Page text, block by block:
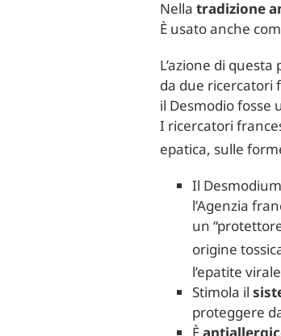
Nellatradizione
È usato anche
L’azione di
da due ricercatori
il Desmodio fosse
I ricercatori
epatica, sulle
Il
l’Agenzia
un
origine
l’epatite
Stimola il
proteggere